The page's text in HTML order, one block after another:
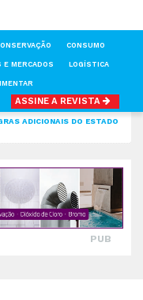
CONSUMO
E MERCADOS LOGÍSTICA
ASSINE A REVISTA
ALIMENTAR
ADICIONAIS DO ESTADO
PUB